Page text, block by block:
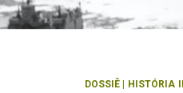
DOSSIÊ HISTÓRIA